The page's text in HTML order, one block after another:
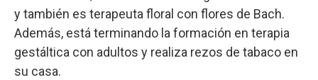
y también es terapeuta floral con flores de Bach.
Además, está terminando la formación en terapia
gestáltica con adultos y realiza rezos de tabaco en
su casa.